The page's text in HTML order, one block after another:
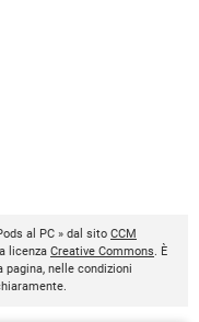
al PC » dal sito CCM
licenza Creative Commons. È
nelle condizioni